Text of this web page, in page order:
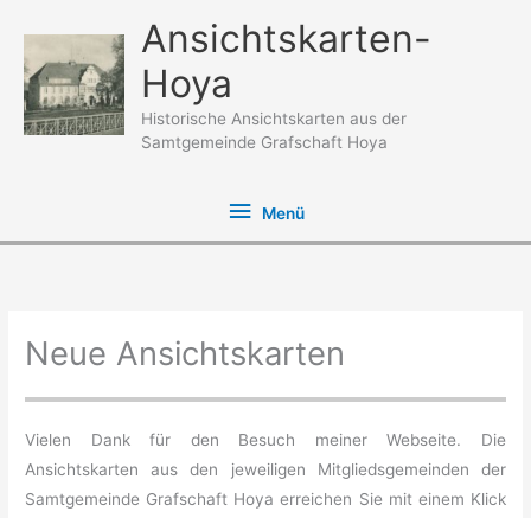
springen
Ansichtskarten-
Hoya
Historische Ansichtskarten aus der
Samtgemeinde Grafschaft Hoya
Menü
Menü
Neue Ansichtskarten
Vielen Dank für den Besuch meiner Webseite. Die
Ansichtskarten aus den jeweiligen Mitgliedsgemeinden der
Samtgemeinde Grafschaft Hoya erreichen Sie mit einem Klick